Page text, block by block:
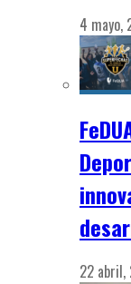
4 mayo,
22 abril,